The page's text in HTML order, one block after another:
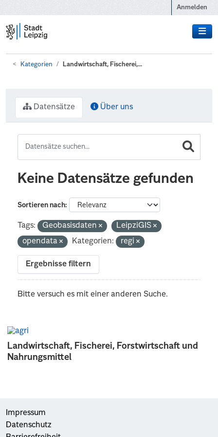
Anmelden
Kategorien Landwirtschaft, Fischerei,...
Landwirtschaft, Fischerei, Forstwirtschaft und
Nahrungsmittel
Datensätze Über uns
Keine Datensätze gefunden
Sortieren nach
Tags: Geobasisdaten
LeipziGIS
opendata
Kategorien: regi
Ergebnisse filtern
Bitte versuch es mit einer anderen Suche.
Impressum
Datenschutz